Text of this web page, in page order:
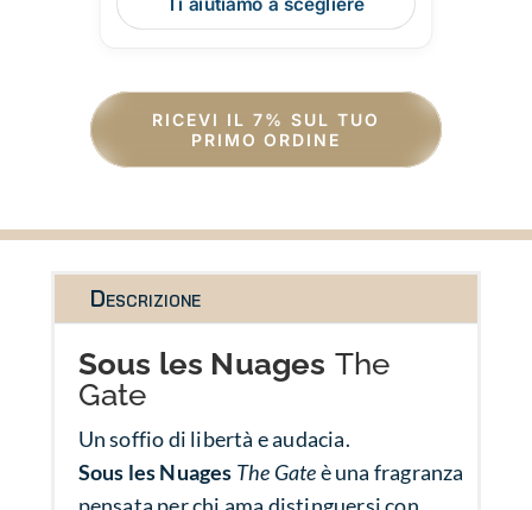
RICEVI IL 7% SUL TUO
PRIMO ORDINE
Descrizione
Sous les Nuages The
Gate
Un soffio di libertà e audacia.
Sous les Nuages The Gateè una fragranza